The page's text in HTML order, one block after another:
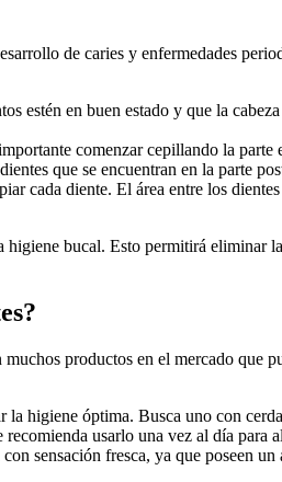
‍de caries ‌y enfermedades
estén en ‌buen estado y que la
comenzar cepillando la
que se encuentran en la parte
cada diente. El área entre los
bucal. Esto ‍permitirá
productos en el mercado que
higiene óptima. Busca‍ uno con
usarlo una vez ⁣al día para
sensación fresca, ya que poseen